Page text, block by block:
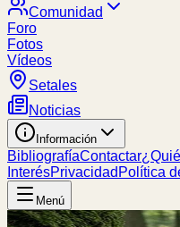
Comunidad
Foro
Fotos
Vídeos
Setales
Noticias
Información
BibliografíaContactar
InterésPrivacidad Política
Menú